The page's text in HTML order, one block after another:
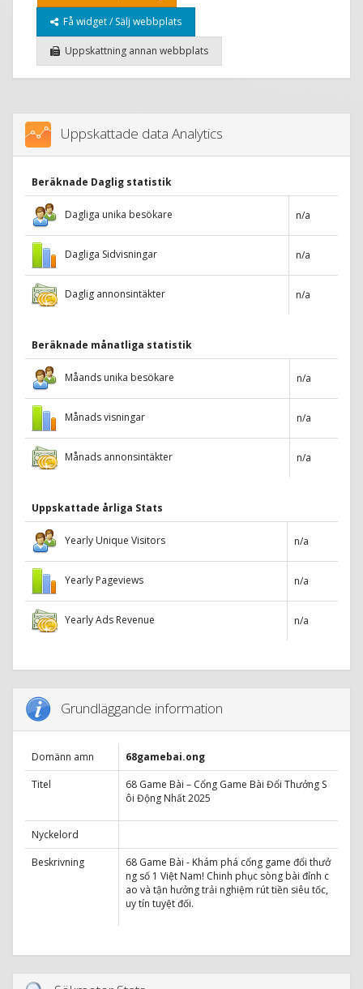
Få widget / Sälj webbplats
Uppskattning annan webbplats
Uppskattade data Analytics
Beräknade Daglig statistik
Dagliga unika besökare n/a
Dagliga Sidvisningar n/a
Daglig annonsintäkter n/a
Beräknade månatliga statistik
Måands unika besökare n/a
Månads visningar n/a
Månads annonsintäkter n/a
Uppskattade årliga Stats
Yearly Unique Visitors n/a
Yearly Pageviews n/a
Yearly Ads Revenue n/a
Grundläggande information
Domänn amn
68gamebai.ong
Titel
68 Game Bài – Cổng Game Bài Đổi Thưởng S
ôi Động Nhất 2025
Nyckelord
Beskrivning
68 Game Bài - Khám phá cổng game đổi thưở
ng số 1 Việt Nam! Chinh phục sòng bài đỉnh c
ao và tận hưởng trải nghiệm rút tiền siêu tốc,
uy tín tuyệt đối.